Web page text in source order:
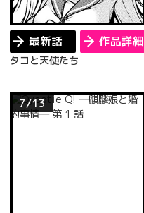
最新話 作品詳細
タコと天使たち
7/13